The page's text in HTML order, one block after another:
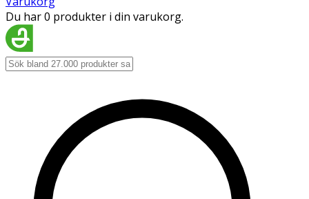
Du har 0 produkter i din varukorg.